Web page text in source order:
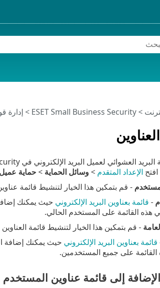
>
ESET Small Business Security
>إدارة
الإعداد المتقدم >وسائل الحماية >حماية عميل
- قم بتمكين هذا الخيار لتنشيط قائمة
- قائمة بعناوين البريد الإلكتروني حيث يمكنك إضافة
هذه القائمة على المستخدم الحالي.
- قم بتمكين هذا الخيار لتنشيط قائمة
قائمة بعناوين البريد الإلكتروني حيث يمكنك إضافة
على جميع المستخدمين.
إلى قائمة عناوين المستخدم